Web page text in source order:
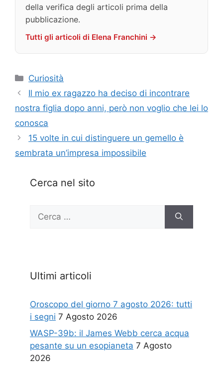
della verifica degli articoli prima della
pubblicazione.
Tutti gli articoli di Elena Franchini →
Categorie
Curiosità
Il mio ex ragazzo ha deciso di incontrare
nostra figlia dopo anni, però non voglio che lei lo
conosca
15 volte in cui distinguere un gemello è
sembrata un’impresa impossibile
Cerca nel sito
per:
Ultimi articoli
Oroscopo del giorno 7 agosto 2026: tutti
i segni 7 Agosto 2026
WASP-39b: il James Webb cerca acqua
pesante su un esopianeta 7 Agosto
2026